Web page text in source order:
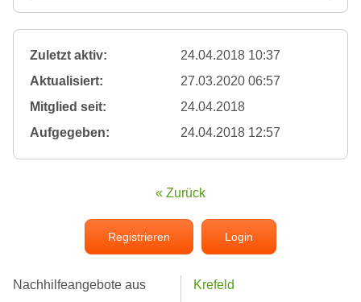
Zuletzt aktiv:
24.04.2018 10:37
Aktualisiert:
27.03.2020 06:57
Mitglied seit:
24.04.2018
Aufgegeben:
24.04.2018 12:57
« Zurück
Registrieren Login
Nachhilfeangebote aus
Krefeld